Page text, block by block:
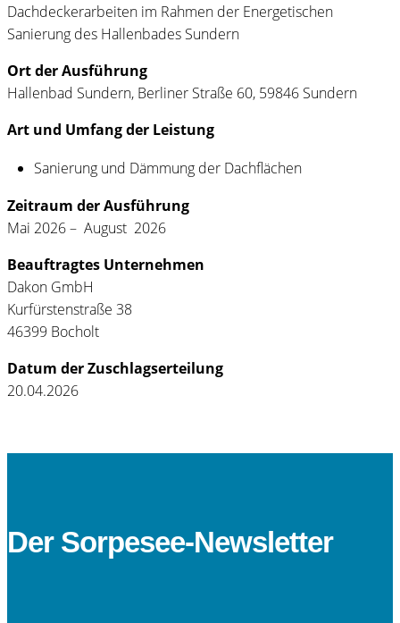
Dachdeckerarbeiten im Rahmen der Energetischen
Sanierung des Hallenbades Sundern
Ort der Ausführung
Hallenbad Sundern, Berliner Straße 60, 59846 Sundern
Art und Umfang der Leistung
Sanierung und Dämmung der Dachflächen
Zeitraum der Ausführung
Mai 2026 – August 2026
Beauftragtes Unternehmen
Dakon GmbH
Kurfürstenstraße 38
46399 Bocholt
Datum der Zuschlagserteilung
20.04.2026
Der Sorpesee-Newsletter